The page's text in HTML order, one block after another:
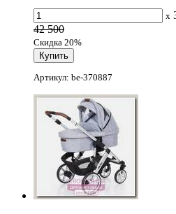
x
42 500
Скидка 20%
Артикул: be-370887